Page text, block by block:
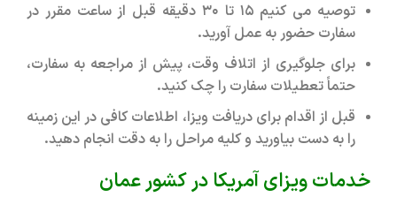
توصیه می کنیم ۱۵ تا ۳۰ دقیقه قبل از ساعت مقرر در
سفارت حضور به عمل آورید.
برای جلوگیری از اتلاف وقت، پیش از مراجعه به سفارت،
حتماً تعطیلات سفارت را چک کنید.
قبل از اقدام برای دریافت ویزا، اطلاعات کافی در این زمینه
را به دست بیاورید و کلیه مراحل را به دقت انجام دهید.
خدمات ویزای آمریکا در کشور عمان